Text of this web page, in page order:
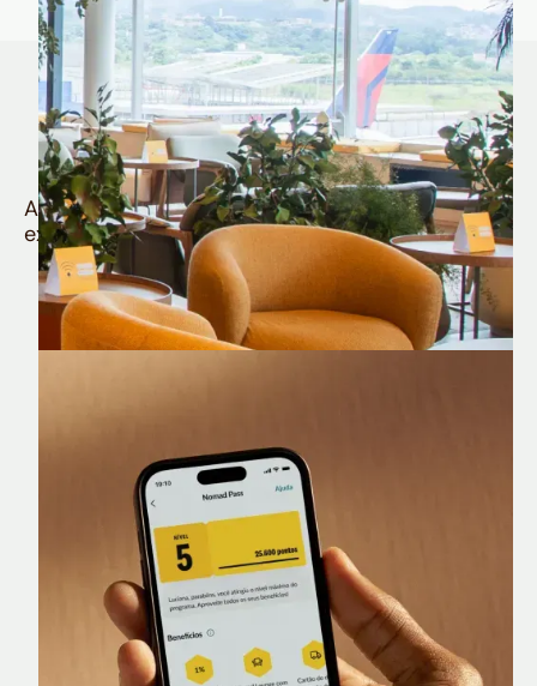
Quem é Nomad tem
muito mais
Aproveite todos os benefícios e vantagens
exclusivas da sua Conta Internacional
Nomad Lounge
Sala VIP no Aeroporto de Guarulhos